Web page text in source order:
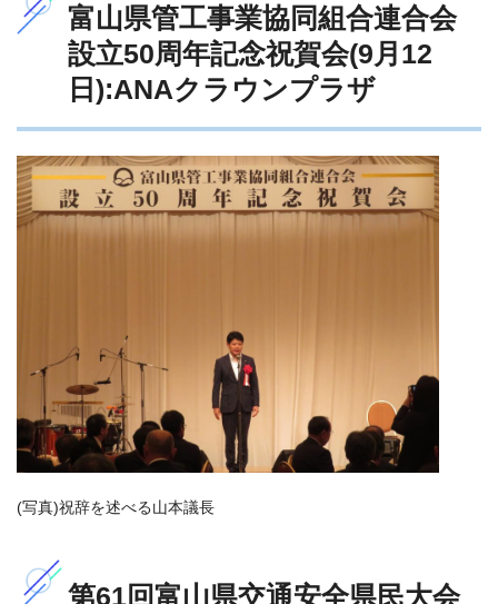
富山県管工事業協同組合連合会
設立50周年記念祝賀会(9月12
日):ANAクラウンプラザ
(写真)祝辞を述べる山本議長
第61回富山県交通安全県民大会